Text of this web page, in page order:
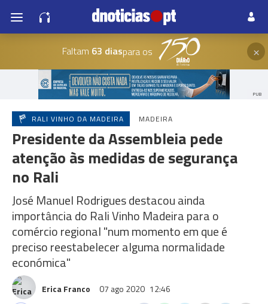
Faltam 63 diaspara os ×
PUB
RALI VINHO DA MADEIRA MADEIRA
Presidente da Assembleia pede
atenção às medidas de segurança
no Rali
José Manuel Rodrigues destacou ainda
importância do Rali Vinho Madeira para o
comércio regional "num momento em que é
preciso reestabelecer alguma normalidade
económica"
Erica Franco 07 ago 2020 12:46